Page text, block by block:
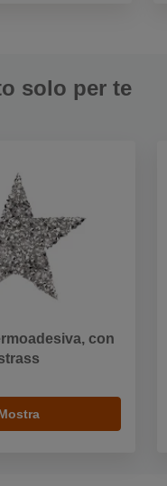
solo per te
con